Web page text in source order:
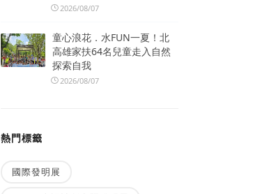
2026/08/07
童心浪花．水FUN一夏！北
高雄家扶64名兒童走入自然
探索自我
2026/08/07
熱門標籤
國際發明展